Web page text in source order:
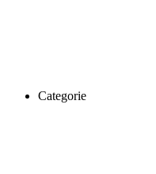
Categorie